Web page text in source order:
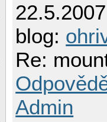
blog:
Re:
Admin